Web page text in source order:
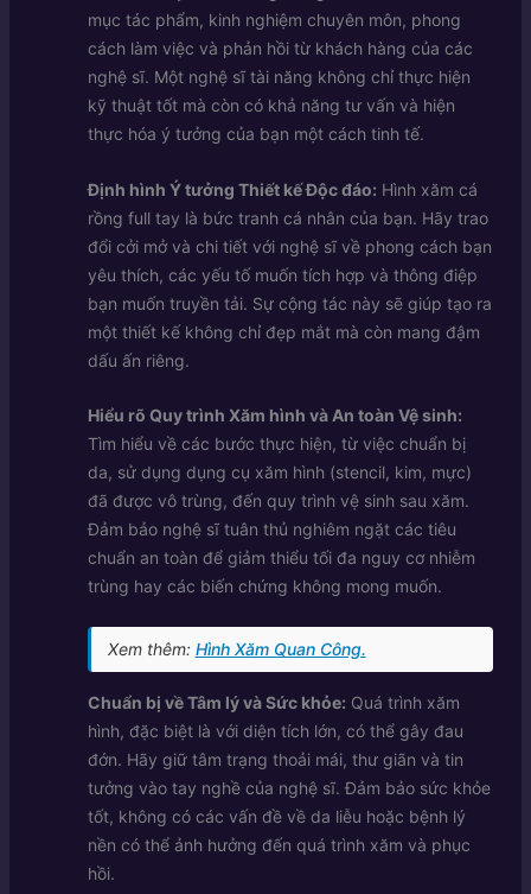
mục tác phẩm, kinh nghiệm chuyên môn, phong
cách làm việc và phản hồi từ khách hàng của các
nghệ sĩ. Một nghệ sĩ tài năng không chỉ thực hiện
kỹ thuật tốt mà còn có khả năng tư vấn và hiện
thực hóa ý tưởng của bạn một cách tinh tế.
Định hình Ý tưởng Thiết kế Độc đáo: Hình xăm cá
rồng full tay là bức tranh cá nhân của bạn. Hãy trao
đổi cởi mở và chi tiết với nghệ sĩ về phong cách bạn
yêu thích, các yếu tố muốn tích hợp và thông điệp
bạn muốn truyền tải. Sự cộng tác này sẽ giúp tạo ra
một thiết kế không chỉ đẹp mắt mà còn mang đậm
dấu ấn riêng.
Hiểu rõ Quy trình Xăm hình và An toàn Vệ sinh:
Tìm hiểu về các bước thực hiện, từ việc chuẩn bị
da, sử dụng dụng cụ xăm hình (stencil, kim, mực)
đã được vô trùng, đến quy trình vệ sinh sau xăm.
Đảm bảo nghệ sĩ tuân thủ nghiêm ngặt các tiêu
chuẩn an toàn để giảm thiểu tối đa nguy cơ nhiễm
trùng hay các biến chứng không mong muốn.
Xem thêm: Hình Xăm Quan Công.
Chuẩn bị về Tâm lý và Sức khỏe: Quá trình xăm
hình, đặc biệt là với diện tích lớn, có thể gây đau
đớn. Hãy giữ tâm trạng thoải mái, thư giãn và tin
tưởng vào tay nghề của nghệ sĩ. Đảm bảo sức khỏe
tốt, không có các vấn đề về da liễu hoặc bệnh lý
nền có thể ảnh hưởng đến quá trình xăm và phục
hồi.